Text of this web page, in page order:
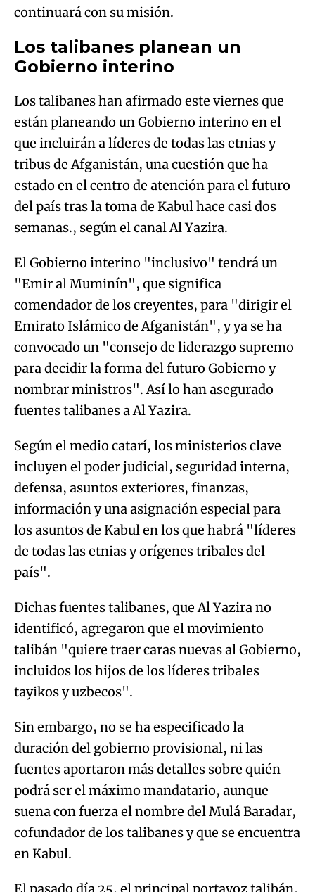
continuará con su misión.
Los talibanes planean un
Gobierno interino
Los talibanes han afirmado este viernes que
están planeando un Gobierno interino en el
que incluirán a líderes de todas las etnias y
tribus de Afganistán, una cuestión que ha
estado en el centro de atención para el futuro
del país tras la toma de Kabul hace casi dos
semanas., según el canal Al Yazira.
El Gobierno interino "inclusivo" tendrá un
"Emir al Muminín", que significa
comendador de los creyentes, para "dirigir el
Emirato Islámico de Afganistán", y ya se ha
convocado un "consejo de liderazgo supremo
para decidir la forma del futuro Gobierno y
nombrar ministros". Así lo han asegurado
fuentes talibanes a Al Yazira.
Según el medio catarí, los ministerios clave
incluyen el poder judicial, seguridad interna,
defensa, asuntos exteriores, finanzas,
información y una asignación especial para
los asuntos de Kabul en los que habrá "líderes
de todas las etnias y orígenes tribales del
país".
Dichas fuentes talibanes, que Al Yazira no
identificó, agregaron que el movimiento
talibán "quiere traer caras nuevas al Gobierno,
incluidos los hijos de los líderes tribales
tayikos y uzbecos".
Sin embargo, no se ha especificado la
duración del gobierno provisional, ni las
fuentes aportaron más detalles sobre quién
podrá ser el máximo mandatario, aunque
suena con fuerza el nombre del Mulá Baradar,
cofundador de los talibanes y que se encuentra
en Kabul.
El pasado día 25, el principal portavoz talibán,